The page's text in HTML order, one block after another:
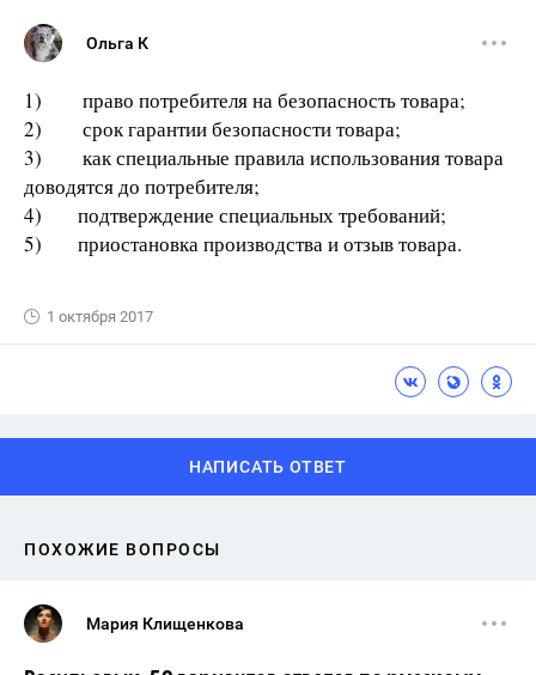
Ольга К
1) право потребителя на безопасность товара;
2) срок гарантии безопасности товара;
3) как специальные правила использования товара
доводятся до потребителя;
4) подтверждение специальных требований;
5) приостановка производства и отзыв товара.
1 октября 2017
НАПИСАТЬ ОТВЕТ
ПОХОЖИЕ ВОПРОСЫ
Мария Клищенкова